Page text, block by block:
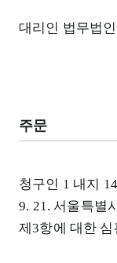
대리인 법무법
주문
청구인 1 내지
9. 21. 서울특별
제3항에 대한